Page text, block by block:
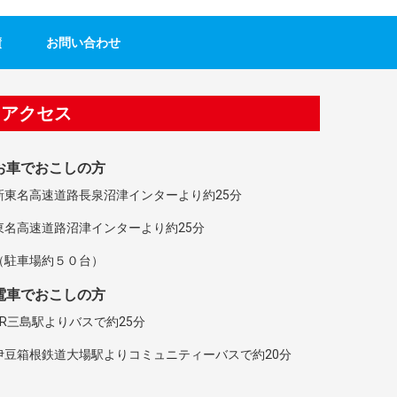
お問い合わせ
アクセス
車でおこしの方
東名高速道路長泉沼津インターより約25分
名高速道路沼津インターより約25分
駐車場約５０台）
車でおこしの方
三島駅よりバスで約25分
豆箱根鉄道大場駅よりコミュニティーバスで約20分